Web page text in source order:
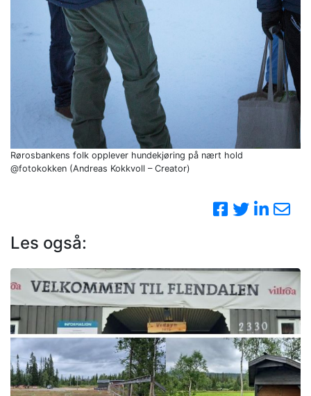
Rørosbankens folk opplever hundekjøring på nært hold
@fotokokken (Andreas Kokkvoll – Creator)
Les også: